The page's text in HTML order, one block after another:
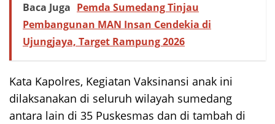
Baca Juga Pemda Sumedang Tinjau
Pembangunan MAN Insan Cendekia di
Ujungjaya, Target Rampung 2026
Kata Kapolres, Kegiatan Vaksinansi anak ini
dilaksanakan di seluruh wilayah sumedang
antara lain di 35 Puskesmas dan di tambah di